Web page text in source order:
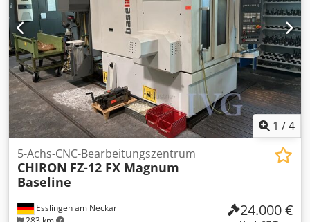
1 /4
Esslingen am Neckar
5-Achs-CNC-Bearbeitungszentrum
CHIRON FZ-12 FX Magnum
Baseline
24.000 €